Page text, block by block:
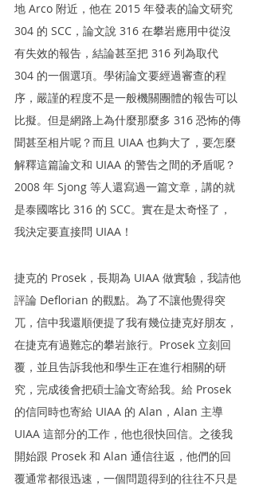
地 Arco 附近，他在 2015 年發表的論文研究
304 的 SCC，論文說 316 在攀岩應用中從沒
有失效的報告，結論甚至把 316 列為取代
304 的一個選項。學術論文要經過審查的程
序，嚴謹的程度不是一般機關團體的報告可以
比擬。但是網路上為什麼那麼多 316 恐怖的傳
聞甚至相片呢？而且 UIAA 也夠大了，要怎麼
解釋這篇論文和 UIAA 的警告之間的矛盾呢？
2008 年 Sjong 等人還寫過一篇文章，講的就
是泰國喀比 316 的 SCC。實在是太奇怪了，
我決定要直接問 UIAA！
捷克的 Prosek，長期為 UIAA 做實驗，我請他
評論 Deflorian 的觀點。為了不讓他覺得突
兀，信中我還順便提了我有幾位捷克好朋友，
在捷克有過難忘的攀岩旅行。Prosek 立刻回
覆，並且告訴我他和學生正在進行相關的研
究，完成後會把碩士論文寄給我。給 Prosek
的信同時也寄給 UIAA 的 Alan，Alan 主導
UIAA 這部分的工作，他也很快回信。之後我
開始跟 Prosek 和 Alan 通信往返，他們的回
覆通常都很迅速，一個問題得到的往往不只是